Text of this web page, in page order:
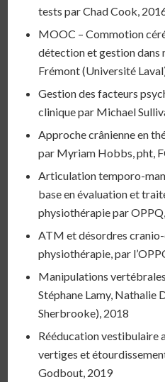
tests par Chad Cook,
MOOC – Commotion
détection et gestion dans
Frémont (Université
Gestion des facteurs
clinique par Michael
Approche crânienne en
par Myriam Hobbs, pht,
Articulation temporo-
base en évaluation et
physiothérapie par
ATM et désordres
physiothérapie, par
Manipulations
Stéphane Lamy, Nathalie
Sherbrooke), 2018
Rééducation vestibulaire
vertiges et
Godbout, 2019